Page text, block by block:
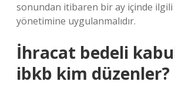
sonundan itibaren bir ay içinde
yönetimine uygulanmalıdır.
İhracat bedeli
ibkb kim düzenler?